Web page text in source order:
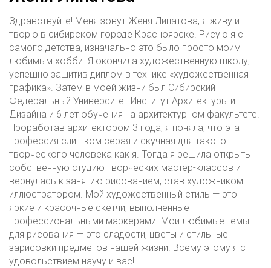
Здравствуйте! Меня зовут Женя Липатова, я живу и
творю в сибирском городе Красноярске. Рисую я с
самого детства, изначально это было просто моим
любимым хобби. Я окончила художественную школу,
успешно защитив диплом в технике «художественная
графика». Затем в моей жизни был Сибирский
Федеральный Университет Институт Архитектуры и
Дизайна и 6 лет обучения на архитектурном факультете.
Проработав архитектором 3 года, я поняла, что эта
профессия слишком серая и скучная для такого
творческого человека как я. Тогда я решила открыть
собственную студию творческих мастер-классов и
вернулась к занятию рисованием, став художником-
иллюстратором. Мой художественный стиль — это
яркие и красочные скетчи, выполненные
профессиональными маркерами. Мои любимые темы
для рисования — это сладости, цветы и стильные
зарисовки предметов нашей жизни. Всему этому я с
удовольствием научу и вас!